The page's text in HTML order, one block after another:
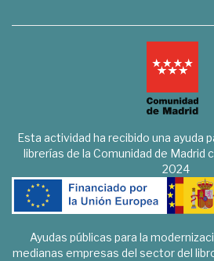
Esta actividad ha recibido una ayuda
librerías de la Comunidad de Madrid
2024
Ayudas públicas para la
medianas empresas del sector del